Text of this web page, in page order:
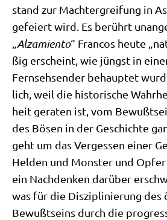
stand zur Macht­er­grei­fung in
gefei­ert wird. Es berührt
Alz­a­mi­en­to“ Fran­cos heu­te
ßig erscheint, wie jüngst in
Fern­seh­sen­der behaup­tet
lich, weil die histo­ri­sche
heit gera­ten ist, vom
des Bösen in der Geschich­te
geht um das Ver­ges­sen einer
Hel­den und Mon­ster und
ein Nach­den­ken dar­über
was für die Dis­zi­pli­nie­rung des
Bewußt­seins durch die